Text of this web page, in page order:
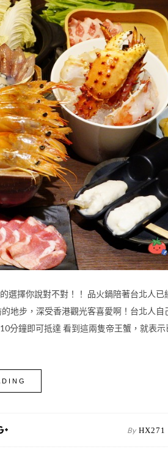
選擇你說對不對！！ 品火鍋陪著台北人已
地步，深受香港觀光客喜愛啊！台北人自
分鐘即可抵達 看到這兩隻帝王蟹，就表
By HX271